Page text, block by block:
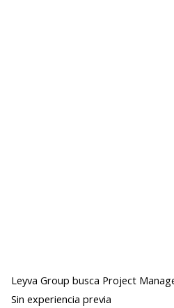
Leyva Group busca Project
Sin experiencia previa